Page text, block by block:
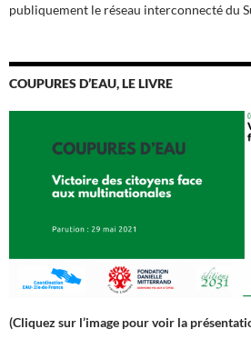
publiquement le réseau interconnecté du
COUPURES D’EAU, LE LIVRE
(Cliquez sur l’image pour voir la